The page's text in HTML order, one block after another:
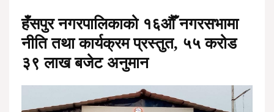
हँसपुर नगरपालिकाको १६औँ नगरसभामा
नीति तथा कार्यक्रम प्रस्तुत, ५५ करोड
३९ लाख बजेट अनुमान